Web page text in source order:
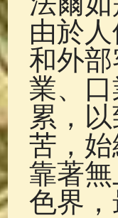
由於
和外
業、
累，
苦，
靠著
色界